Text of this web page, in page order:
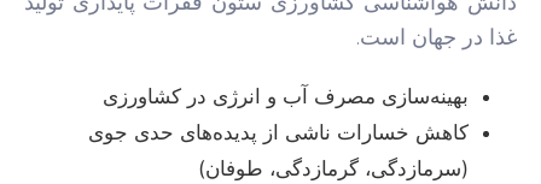
غذا در جهان است.
بهینه‌سازی مصرف آب و انرژی در کشاورزی
کاهش خسارات ناشی از پدیده‌های حدی جوی
(سرمازدگی، گرمازدگی، طوفان)